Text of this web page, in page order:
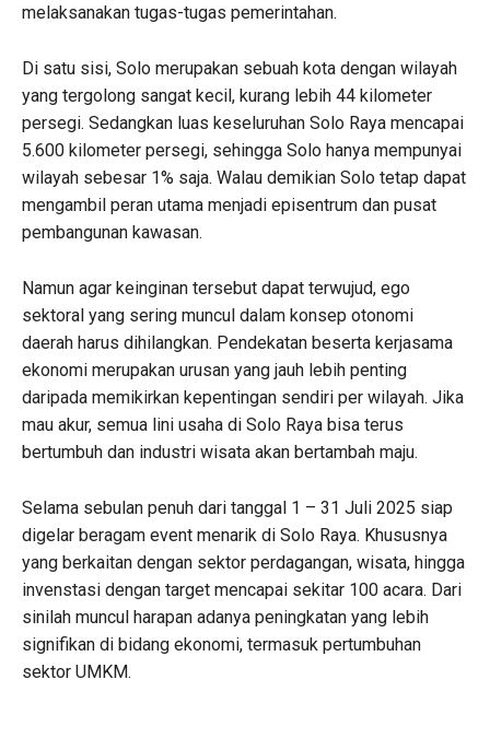
melaksanakan tugas-tugas pemerintahan.
Di satu sisi, Solo merupakan sebuah kota dengan wilayah
yang tergolong sangat kecil, kurang lebih 44 kilometer
persegi. Sedangkan luas keseluruhan Solo Raya mencapai
5.600 kilometer persegi, sehingga Solo hanya mempunyai
wilayah sebesar 1% saja. Walau demikian Solo tetap dapat
mengambil peran utama menjadi episentrum dan pusat
pembangunan kawasan.
Namun agar keinginan tersebut dapat terwujud, ego
sektoral yang sering muncul dalam konsep otonomi
daerah harus dihilangkan. Pendekatan beserta kerjasama
ekonomi merupakan urusan yang jauh lebih penting
daripada memikirkan kepentingan sendiri per wilayah. Jika
mau akur, semua lini usaha di Solo Raya bisa terus
bertumbuh dan industri wisata akan bertambah maju.
Selama sebulan penuh dari tanggal 1 – 31 Juli 2025 siap
digelar beragam event menarik di Solo Raya. Khususnya
yang berkaitan dengan sektor perdagangan, wisata, hingga
invenstasi dengan target mencapai sekitar 100 acara. Dari
sinilah muncul harapan adanya peningkatan yang lebih
signifikan di bidang ekonomi, termasuk pertumbuhan
sektor UMKM.